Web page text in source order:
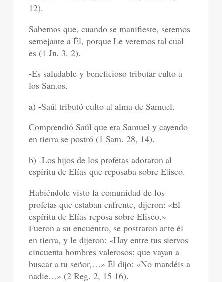
12).
Sabemos que, cuando se manifieste, seremos
semejante a Él, porque Le veremos tal cual
es (1 Jn. 3, 2).
-Es saludable y beneficioso tributar culto a
los Santos.
a) -Saúl tributó culto al alma de Samuel.
Comprendió Saúl que era Samuel y cayendo
en tierra se postró (1 Sam. 28, 14).
b) -Los hijos de los profetas adoraron al
espíritu de Elías que reposaba sobre Eliseo.
Habiéndole visto la comunidad de los
profetas que estaban enfrente, dijeron: «El
espíritu de Elías reposa sobre Eliseo.»
Fueron a su encuentro, se postraron ante él
en tierra, y le dijeron: «Hay entre tus siervos
cincuenta hombres valerosos; que vayan a
buscar a tu señor,…» Él dijo: «No mandéis a
nadie…» (2 Reg. 2, 15-16).